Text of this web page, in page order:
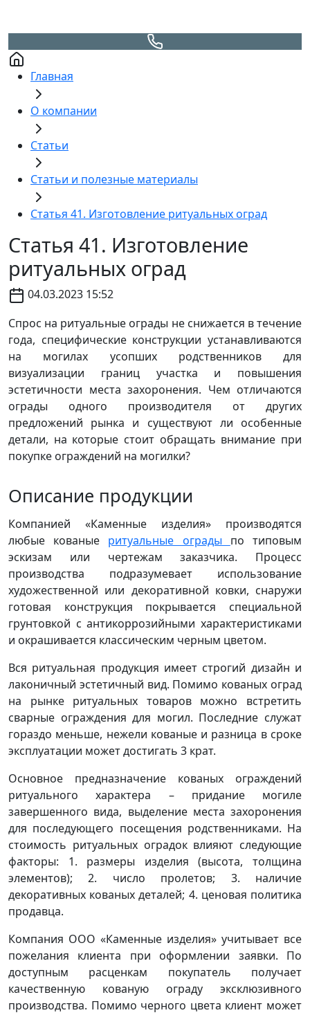
Главная
О компании
Статьи
Статьи и полезные материалы
Статья 41. Изготовление ритуальных оград
Статья 41. Изготовление
ритуальных оград
04.03.2023 15:52
Спрос на ритуальные ограды не снижается в течение
года, специфические конструкции устанавливаются
на могилах усопших родственников для
визуализации границ участка и повышения
эстетичности места захоронения. Чем отличаются
ограды одного производителя от других
предложений рынка и существуют ли особенные
детали, на которые стоит обращать внимание при
покупке ограждений на могилки?
Описание продукции
Компанией «Каменные изделия» производятся
любые кованые ритуальные ограды по типовым
эскизам или чертежам заказчика. Процесс
производства подразумевает использование
художественной или декоративной ковки, снаружи
готовая конструкция покрывается специальной
грунтовкой с антикоррозийными характеристиками
и окрашивается классическим черным цветом.
Вся ритуальная продукция имеет строгий дизайн и
лаконичный эстетичный вид. Помимо кованых оград
на рынке ритуальных товаров можно встретить
сварные ограждения для могил. Последние служат
гораздо меньше, нежели кованые и разница в сроке
эксплуатации может достигать 3 крат.
Основное предназначение кованых ограждений
ритуального характера – придание могиле
завершенного вида, выделение места захоронения
для последующего посещения родственниками. На
стоимость ритуальных оградок влияют следующие
факторы: 1. размеры изделия (высота, толщина
элементов); 2. число пролетов; 3. наличие
декоративных кованых деталей; 4. ценовая политика
продавца.
Компания ООО «Каменные изделия» учитывает все
пожелания клиента при оформлении заявки. По
доступным расценкам покупатель получает
качественную кованую ограду эксклюзивного
производства. Помимо черного цвета клиент может